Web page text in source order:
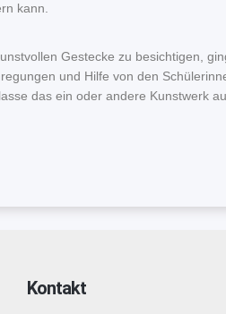
kann.
Gestecke zu besichtigen,
und Hilfe von den
das ein oder andere Kunstwerk
Kontakt